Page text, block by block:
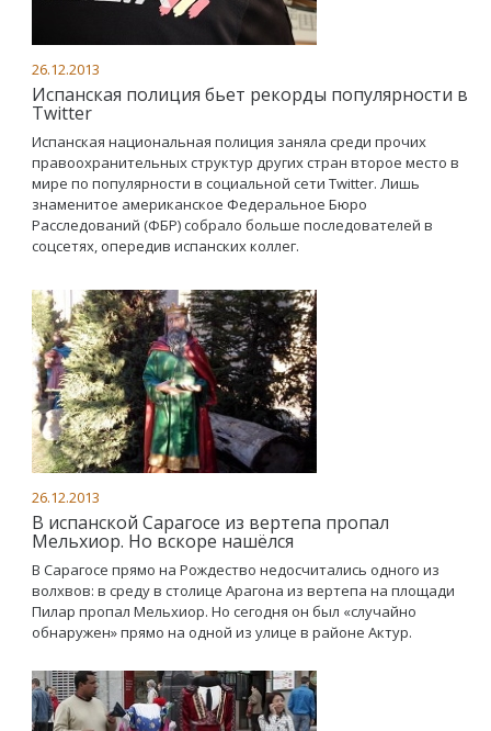
26.12.2013
Испанская полиция бьет рекорды популярности в
Twitter
Испанская национальная полиция заняла среди прочих
правоохранительных структур других стран второе место в
мире по популярности в социальной сети Twitter. Лишь
знаменитое американское Федеральное Бюро
Расследований (ФБР) собрало больше последователей в
соцсетях, опередив испанских коллег.
26.12.2013
В испанской Сарагосе из вертепа пропал
Мельхиор. Но вскоре нашёлся
В Сарагосе прямо на Рождество недосчитались одного из
волхвов: в среду в столице Арагона из вертепа на площади
Пилар пропал Мельхиор. Но сегодня он был «случайно
обнаружен» прямо на одной из улице в районе Актур.